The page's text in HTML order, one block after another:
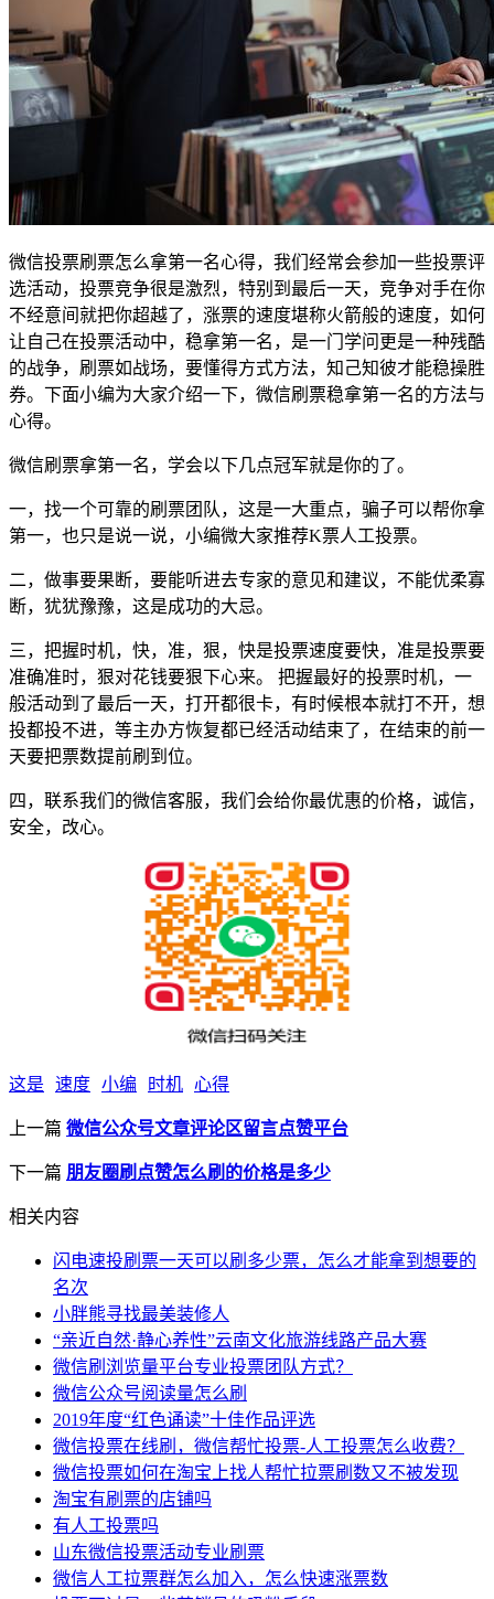
微信投票刷票怎么拿第一名心得，我们经常会参加一些投票评
选活动，投票竞争很是激烈，特别到最后一天，竞争对手在你
不经意间就把你超越了，涨票的速度堪称火箭般的速度，如何
让自己在投票活动中，稳拿第一名，是一门学问更是一种残酷
的战争，刷票如战场，要懂得方式方法，知己知彼才能稳操胜
券。下面小编为大家介绍一下，微信刷票稳拿第一名的方法与
心得。
微信刷票拿第一名，学会以下几点冠军就是你的了。
一，找一个可靠的刷票团队，这是一大重点，骗子可以帮你拿
第一，也只是说一说，小编微大家推荐K票人工投票。
二，做事要果断，要能听进去专家的意见和建议，不能优柔寡
断，犹犹豫豫，这是成功的大忌。
三，把握时机，快，准，狠，快是投票速度要快，准是投票要
准确准时，狠对花钱要狠下心来。 把握最好的投票时机，一
般活动到了最后一天，打开都很卡，有时候根本就打不开，想
投都投不进，等主办方恢复都已经活动结束了，在结束的前一
天要把票数提前刷到位。
四，联系我们的微信客服，我们会给你最优惠的价格，诚信，
安全，改心。
这是 速度 小编 时机 心得
上一篇 微信公众号文章评论区留言点赞平台
下一篇 朋友圈刷点赞怎么刷的价格是多少
相关内容
闪电速投刷票一天可以刷多少票，怎么才能拿到想要的
名次
小胖熊寻找最美装修人
“亲近自然·静心养性”云南文化旅游线路产品大赛
微信刷浏览量平台专业投票团队方式？
微信公众号阅读量怎么刷
2019年度“红色诵读”十佳作品评选
微信投票在线刷，微信帮忙投票-人工投票怎么收费？
微信投票如何在淘宝上找人帮忙拉票刷数又不被发现
淘宝有刷票的店铺吗
有人工投票吗
山东微信投票活动专业刷票
微信人工拉票群怎么加入，怎么快速涨票数